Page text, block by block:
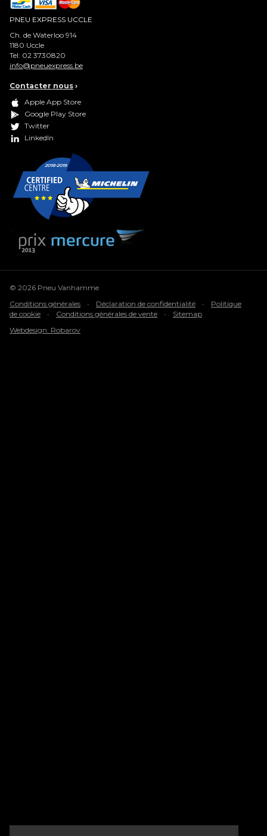
PNEU EXPRESS UCCLE
Ch. de Waterloo 914
1180 Uccle
Tel: 02 3730820
info@pneuexpress.be
Contacter nous ›
Apple App Store
Google Play Store
Twitter
LinkedIn
© 2026 Pneu Vanhamme
Conditions générales
• Déclaration de confidentialité •
Politique
de cookie
• Conditions générales de vente •
Sitemap
Webdesign: Robarov